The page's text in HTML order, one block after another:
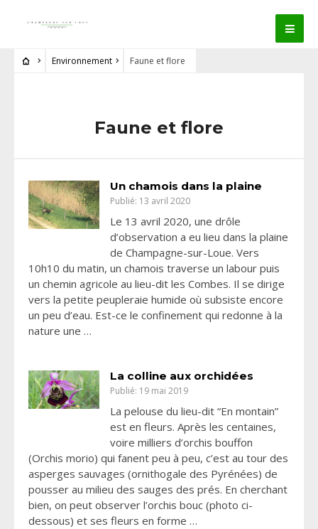
Environnement Faune et flore
Faune et flore
Un chamois dans la plaine
Publié: 13 avril 2020
Le 13 avril 2020, une drôle
d’observation a eu lieu dans la plaine
de Champagne-sur-Loue. Vers
10h10 du matin, un chamois traverse un labour puis
un chemin agricole au lieu-dit les Combes. Il se dirige
vers la petite peupleraie humide où subsiste encore
un peu d’eau. Est-ce le confinement qui redonne à la
nature une …
La colline aux orchidées
Publié: 19 mai 2019
La pelouse du lieu-dit “En montain”
est en fleurs. Après les centaines,
voire milliers d’orchis bouffon
(Orchis morio) qui fanent peu à peu, c’est au tour des
asperges sauvages (ornithogale des Pyrénées) de
pousser au milieu des sauges des prés. En cherchant
bien, on peut observer l’orchis bouc (photo ci-
dessous) et ses fleurs en forme …